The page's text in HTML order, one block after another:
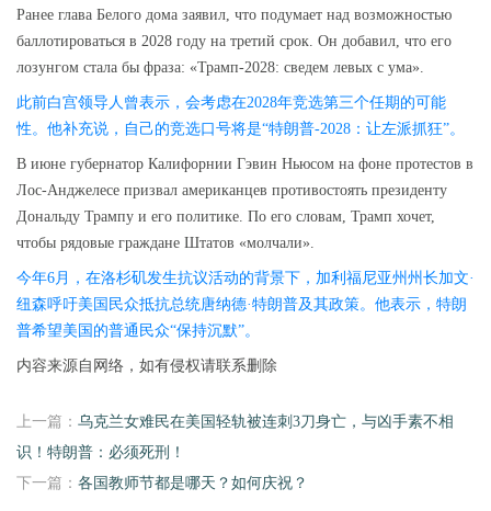
Ранее глава Белого дома заявил, что подумает над возможностью
баллотироваться в 2028 году на третий срок. Он добавил, что его
лозунгом стала бы фраза: «Трамп-2028: сведем левых с ума».
此前白宫领导人曾表示，会考虑在2028年竞选第三个任期的可能
性。他补充说，自己的竞选口号将是“特朗普-2028：让左派抓狂”。
В июне губернатор Калифорнии Гэвин Ньюсом на фоне протестов в
Лос-Анджелесе призвал американцев противостоять президенту
Дональду Трампу и его политике. По его словам, Трамп хочет,
чтобы рядовые граждане Штатов «молчали».
今年6月，在洛杉矶发生抗议活动的背景下，加利福尼亚州州长加文·
纽森呼吁美国民众抵抗总统唐纳德·特朗普及其政策。他表示，特朗
普希望美国的普通民众“保持沉默”。
内容来源自网络，如有侵权请联系删除
上一篇： 乌克兰女难民在美国轻轨被连刺3刀身亡，与凶手素不相
识！特朗普：必须死刑！
下一篇： 各国教师节都是哪天？如何庆祝？